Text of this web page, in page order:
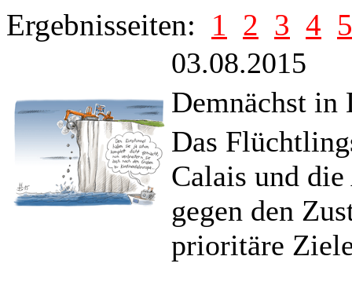
Ergebnisseiten: 1 2 3 4 5
03.08.2015
Demnächst in
Das
Calais und
gegen den
prioritäre